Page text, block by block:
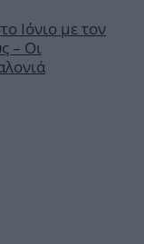
Ιόνιο με τον
– Οι